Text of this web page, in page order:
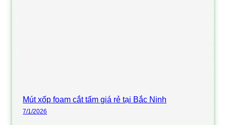
Mút xốp foam cắt tấm giá rẻ tại Bắc Ninh
7/1/2026